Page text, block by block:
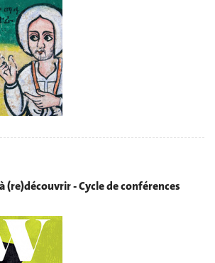
- Cycle de conférences